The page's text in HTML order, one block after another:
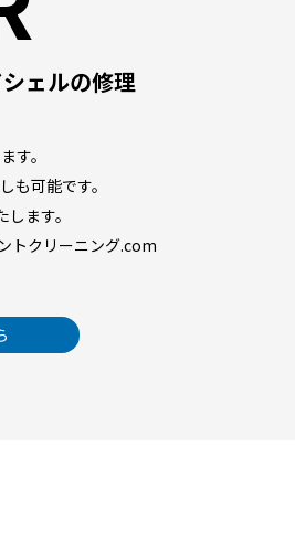
ェルの修理
す。
も可能です。
ます。
トクリーニング.com